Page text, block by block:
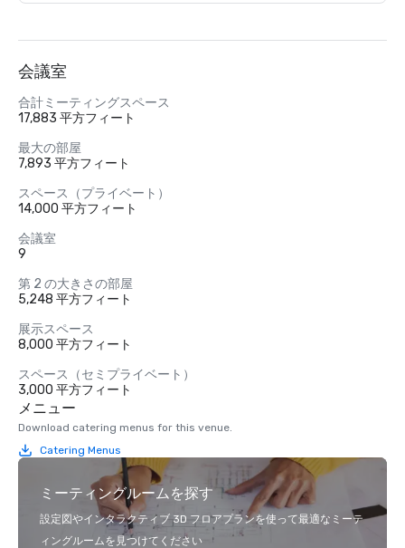
会議室
合計ミーティングスペース
17,883 平方フィート
最大の部屋
7,893 平方フィート
スペース（プライベート）
14,000 平方フィート
会議室
9
第 2 の大きさの部屋
5,248 平方フィート
展示スペース
8,000 平方フィート
スペース（セミプライベート）
3,000 平方フィート
メニュー
Download catering menus for this venue.
Catering Menus
ミーティングルームを探す
設定図やインタラクティブ 3D フロアプランを使って最適なミーテ
ィングルームを見つけてください